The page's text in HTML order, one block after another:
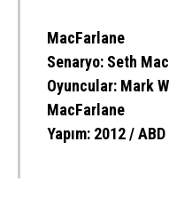
MacFarlane
Senaryo: Seth
Oyuncular: Mark
MacFarlane
Yapım: 2012 /